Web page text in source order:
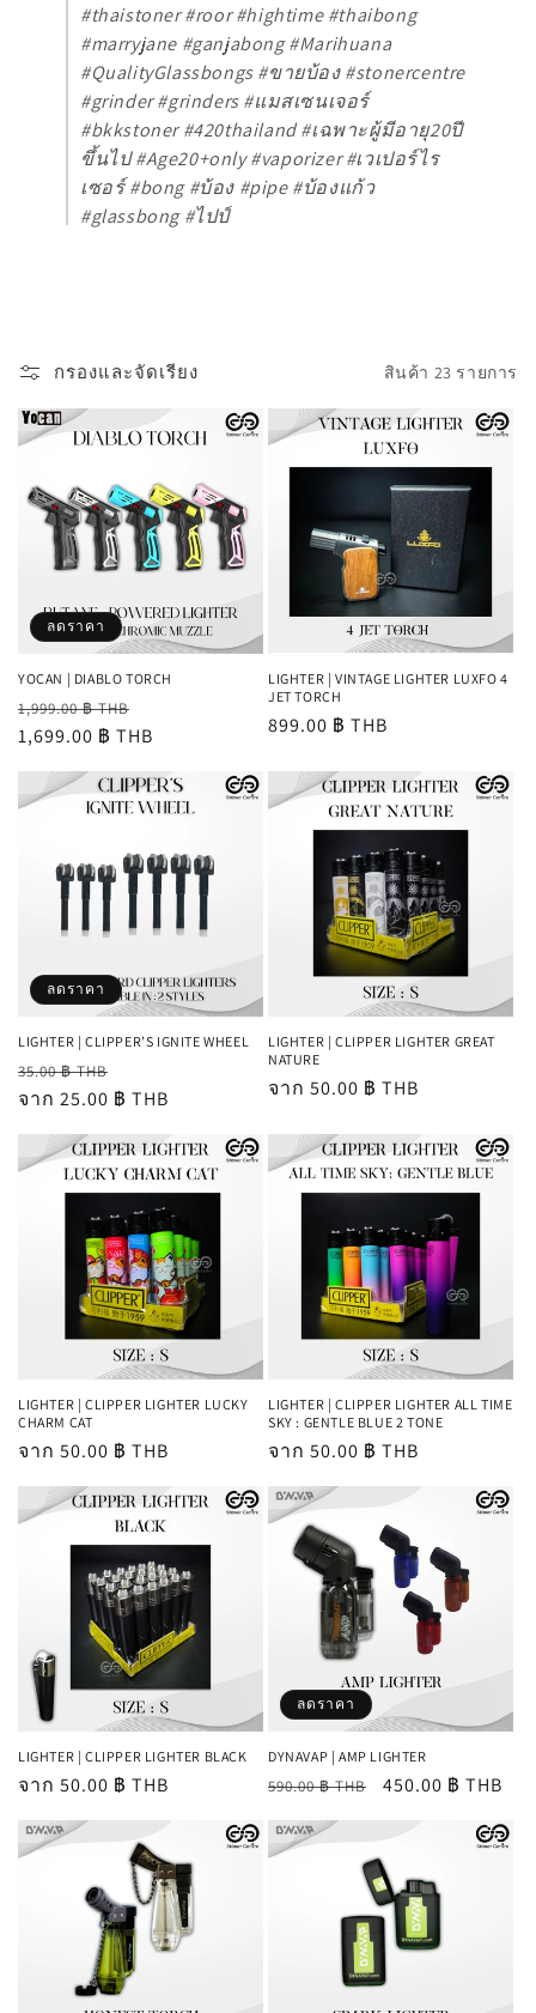
#thaistoner #roor #hightime #thaibong
#marryjane #ganjabong #Marihuana
#QualityGlassbongs #ขายบ้อง #stonercentre
#grinder #grinders #แมสเซนเจอร์
#bkkstoner #420thailand #เฉพาะผู้มีอายุ20ปี
ขึ้นไป #Age20+only #vaporizer #เวเปอร์ไร
เซอร์ #bong #บ้อง #pipe #บ้องแก้ว
#glassbong #ไปป์
กรองและจัดเรียง สินค้า 23 รายการ
ลดราคา
YOCAN | DIABLO TORCH
ราคา
ปกติ
1,999.00 ฿ THB
โปรโมชัน
1,699.00 ฿ THB
LIGHTER | VINTAGE LIGHTER LUXFO 4
JET TORCH
ราคา
899.00 ฿ THB
ลดราคา
LIGHTER | CLIPPER’S IGNITE WHEEL
ราคา
ปกติ
35.00 ฿ THB
โปรโมชัน
จาก 25.00 ฿ THB
LIGHTER | CLIPPER LIGHTER GREAT
NATURE
ราคา
จาก 50.00 ฿ THB
LIGHTER | CLIPPER LIGHTER LUCKY
CHARM CAT
ราคา
จาก 50.00 ฿ THB
LIGHTER | CLIPPER LIGHTER ALL TIME
SKY : GENTLE BLUE 2 TONE
ราคา
จาก 50.00 ฿ THB
LIGHTER | CLIPPER LIGHTER BLACK
ราคา
จาก 50.00 ฿ THB
ลดราคา
DYNAVAP | AMP LIGHTER
ราคา
590.00 ฿ THB
ราคา
450.00 ฿ THB